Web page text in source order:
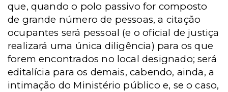
que, quando o polo passivo for composto
de grande número de pessoas, a citação
ocupantes será pessoal (e o oficial de justiça
realizará uma única diligência) para os que
forem encontrados no local designado; será
editalícia para os demais, cabendo, ainda, a
intimação do Ministério público e, se o caso,